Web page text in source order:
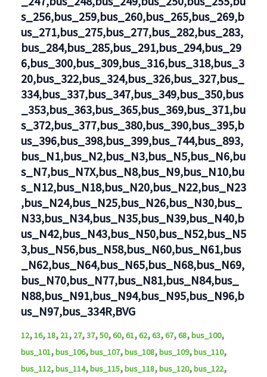
s_256,bus_259,bus_260,bus_265,bus_269,b
us_271,bus_275,bus_277,bus_282,bus_283,
bus_284,bus_285,bus_291,bus_294,bus_29
6,bus_300,bus_309,bus_316,bus_318,bus_3
20,bus_322,bus_324,bus_326,bus_327,bus_
334,bus_337,bus_347,bus_349,bus_350,bus
_353,bus_363,bus_365,bus_369,bus_371,bu
s_372,bus_377,bus_380,bus_390,bus_395,b
us_396,bus_398,bus_399,bus_744,bus_893,
bus_N1,bus_N2,bus_N3,bus_N5,bus_N6,bu
s_N7,bus_N7X,bus_N8,bus_N9,bus_N10,bu
s_N12,bus_N18,bus_N20,bus_N22,bus_N23
,bus_N24,bus_N25,bus_N26,bus_N30,bus_
N33,bus_N34,bus_N35,bus_N39,bus_N40,b
us_N42,bus_N43,bus_N50,bus_N52,bus_N5
3,bus_N56,bus_N58,bus_N60,bus_N61,bus
_N62,bus_N64,bus_N65,bus_N68,bus_N69,
bus_N70,bus_N77,bus_N81,bus_N84,bus_
N88,bus_N91,bus_N94,bus_N95,bus_N96,b
us_N97,bus_334R,BVG
12,16,18, 21, 27,37,50,60,61,62,63,67,68,bus_100,
bus_101,bus_106,bus_107,bus_108,bus_109,bus_110,
bus_112,bus_114,bus_115,bus_118,bus_120,bus_122,